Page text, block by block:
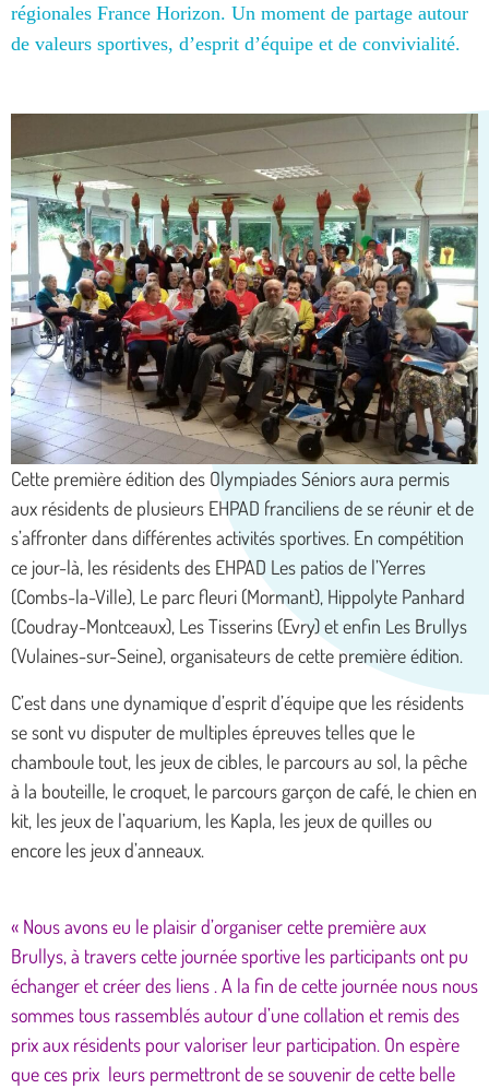
régionales France Horizon. Un moment de partage autour
de valeurs sportives, d’esprit d’équipe et de convivialité.
Cette première édition des Olympiades Séniors aura permis
aux résidents de plusieurs EHPAD franciliens de se réunir et de
s’affronter dans différentes activités sportives. En compétition
ce jour-là, les résidents des EHPAD Les patios de l’Yerres
(Combs-la-Ville), Le parc fleuri (Mormant), Hippolyte Panhard
(Coudray-Montceaux), Les Tisserins (Evry) et enfin Les Brullys
(Vulaines-sur-Seine), organisateurs de cette première édition.
C’est dans une dynamique d’esprit d’équipe que les résidents
se sont vu disputer de multiples épreuves telles que le
chamboule tout, les jeux de cibles, le parcours au sol, la pêche
à la bouteille, le croquet, le parcours garçon de café, le chien en
kit, les jeux de l’aquarium, les Kapla, les jeux de quilles ou
encore les jeux d’anneaux.
« Nous avons eu le plaisir d’organiser cette première aux
Brullys, à travers cette journée sportive les participants ont pu
échanger et créer des liens . A la fin de cette journée nous nous
sommes tous rassemblés autour d’une collation et remis des
prix aux résidents pour valoriser leur participation. On espère
que ces prix leurs permettront de se souvenir de cette belle